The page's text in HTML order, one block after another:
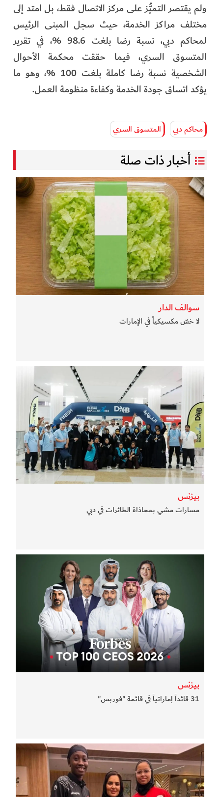
ولم يقتصر التميُّز على مركز الاتصال فقط، بل امتد إلى
مختلف مراكز الخدمة، حيث سجل المبنى الرئيس
لمحاكم دبي، نسبة رضا بلغت 98.6 %، في تقرير
المتسوق السري، فيما حققت محكمة الأحوال
الشخصية نسبة رضا كاملة بلغت 100 %، وهو ما
يؤكد اتساق جودة الخدمة وكفاءة منظومة العمل.
محاكم دبي المتسوق السري
أخبار ذات صلة
سوالف الدار
لا خسّ مكسيكياً في الإمارات
بيزنس
مسارات مشي بمحاذاة الطائرات في دبي
بيزنس
31 قائداً إماراتياً في قائمة "فوربس"